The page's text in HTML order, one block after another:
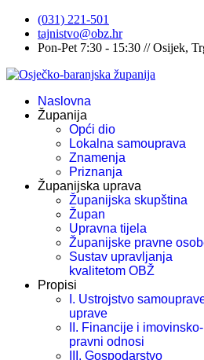
(031) 221-501
tajnistvo@obz.hr
Pon-Pet 7:30 - 15:30 // Osijek,
Naslovna
Županija
Opći dio
Lokalna samouprava
Znamenja
Priznanja
Županijska uprava
Županijska skupština
Župan
Upravna tijela
Županijske pravne
Sustav upravljanja
kvalitetom OBŽ
Propisi
I. Ustrojstvo
uprave
II. Financije i imovinsko-
pravni odnosi
III. Gospodarstvo